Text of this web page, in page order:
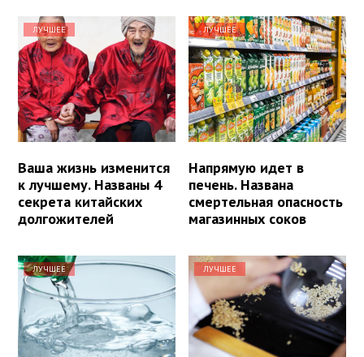
ЛУЧШЕЕ
Ваша жизнь изменится
к лучшему. Названы 4
секрета китайских
долгожителей
ЛУЧШЕЕ
Напрямую идет в
печень. Названа
смертельная опасность
магазинных соков
ЛУЧШЕЕ ЛУЧШЕЕ